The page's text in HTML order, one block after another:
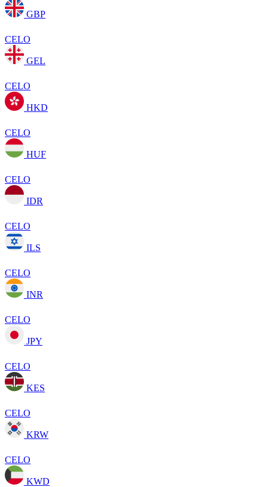
GBP
CELO
GEL
CELO
HKD
CELO
HUF
CELO
IDR
CELO
ILS
CELO
INR
CELO
JPY
CELO
KES
CELO
KRW
CELO
KWD